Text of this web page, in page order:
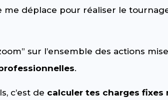
me déplace pour réaliser le
sur l’ensemble des actions
.
c’est de calculer tes charges fixes